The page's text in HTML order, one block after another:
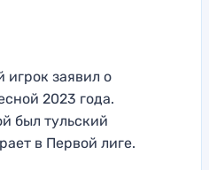
игрок заявил о
2023 года.
был тульский
в Первой лиге.